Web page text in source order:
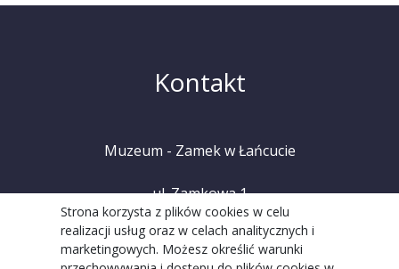
Strona korzysta z plików cookies w celu
realizacji usług oraz w celach analitycznych i
marketingowych. Możesz określić warunki
Kontakt
Muzeum - Zamek w Łańcucie
ul. Zamkowa 1
37-100 Łańcut